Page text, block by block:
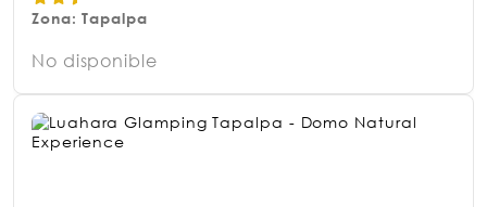
Zona: Tapalpa
No disponible